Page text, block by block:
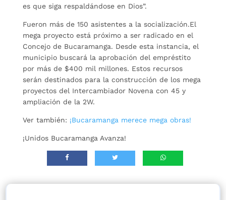
es que siga respaldándose en Dios”.
Fueron más de 150 asistentes a la socialización.El
mega proyecto está próximo a ser radicado en el
Concejo de Bucaramanga. Desde esta instancia, el
municipio buscará la aprobación del empréstito
por más de $400 mil millones. Estos recursos
serán destinados para la construcción de los mega
proyectos del Intercambiador Novena con 45 y
ampliación de la 2W.
Ver también: ¡Bucaramanga merece mega obras!
¡Unidos Bucaramanga Avanza!